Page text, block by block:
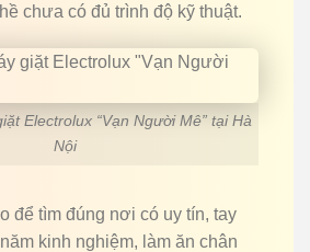
chưa có đủ trình độ kỹ thuật.
Electrolux “Vạn Người Mê” tại Hà
Nội
để tìm đúng nơi có uy tín, tay
kinh nghiệm, làm ăn chân